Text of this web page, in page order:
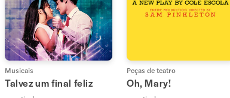
Musicais
Talvez um final feliz
Peças de teatro
Oh, Mary!